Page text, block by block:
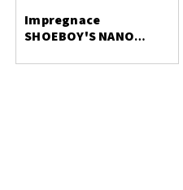
Impregnace
SHOEBOY'S NANO